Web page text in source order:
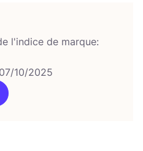
l'indice de marque:
10/2025